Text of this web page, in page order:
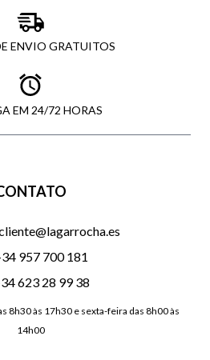
ENVIO GRATUITOS
EM 24/72 HORAS
957 700 181
623 28 99 38
8h30 às 17h30 e sexta-feira das 8h00 às
14h00